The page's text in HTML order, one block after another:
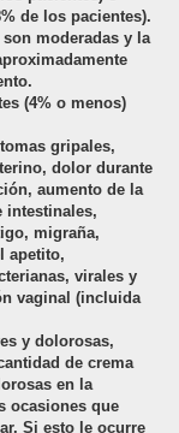
de los pacientes).
son moderadas y la
(4% o menos)
gripales,
dolor durante
aumento de la
intestinales,
migraña,
apetito,
virales y
vaginal (incluida
y dolorosas,
de crema
en la
ocasiones que
Si esto le ocurre